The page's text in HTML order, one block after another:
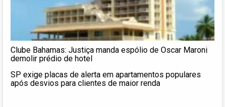
Clube Bahamas: Justiça manda espólio de Oscar Maroni
demolir prédio de hotel
SP exige placas de alerta em apartamentos populares
após desvios para clientes de maior renda